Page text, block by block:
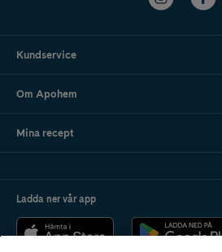
Kundservice
Om Apohem
Mina recept
Ladda ner vår app